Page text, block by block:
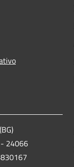
- 24066